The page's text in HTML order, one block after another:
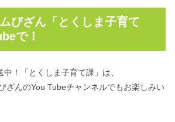
びざん「とくしま子育て
で！
！「とくしま子育て課」は、
ざんのYou Tubeチャンネルでもお楽しみい